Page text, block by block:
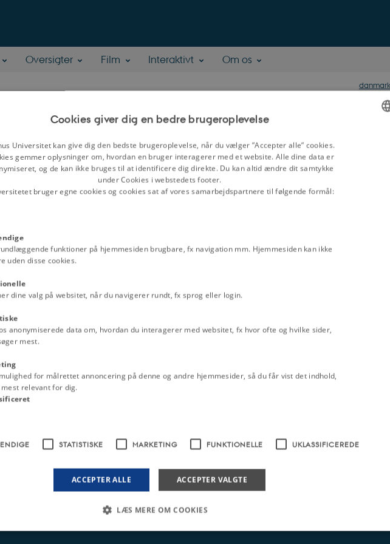
Oversigter Film Interaktivt Om os
Vogt
ph.d.
Fakultet/Centre for Privacy Studies, Københavns Universitet
Strafferet, slægt og arv, ret og religion, middelalder og tidlig moderne tid, rettens
Cookies giver dig en bedre brugeroplevelse
Universitet kan give dig den bedste brugeroplevelse, når du vælger ”Accepter alle” cookies.
gemmer oplysninger om, hvordan en bruger interagerer med et website. Alle dine data er
og de kan ikke bruges til at identificere dig direkte. Du kan altid ændre dit samtykke
under Cookies i webstedets footer.
bruger egne cookies og cookies sat af vores samarbejdspartnere til følgende formål:
funktioner på hjemmesiden brugbare, fx navigation mm. Hjemmesiden kan ikke
uden disse cookies.
dine valg på websitet, når du navigerer rundt, fx sprog eller login.
anonymiserede data om, hvordan du interagerer med websitet, fx hvor ofte og hvilke sider,
mest.
for målrettet annoncering på denne og andre hjemmesider, så du får vist det indhold,
relevant for dig.
STATISTISKE MARKETING FUNKTIONELLE UKLASSIFICEREDE
ACCEPTER ALLE ACCEPTER VALGTE
LÆS MERE OM COOKIES